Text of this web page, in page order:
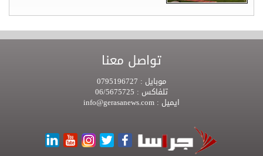
تواصل معنا
موبايل :
تلفاكس :
ايميل :